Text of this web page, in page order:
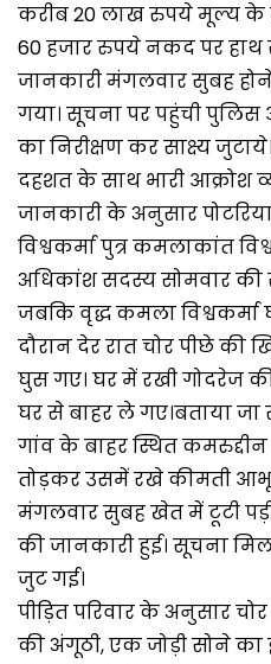
करीब 20 लाख रुपये मूल्य
60 हजार रुपये नकद पर हाथ
जानकारी मंगलवार सुबह
गया। सूचना पर पहुंची
का निरीक्षण कर साक्ष्य
दहशत के साथ भारी आक्रोश
जानकारी के अनुसार
विश्वकर्मा पुत्र कमलाकांत
अधिकांश सदस्य सोमवार की
जबकि वृद्ध कमला
दौरान देर रात चोर पीछे की
घुस गए। घर में रखी गोदरेज
घर से बाहर ले गए।बताया जा
गांव के बाहर स्थित
तोड़कर उसमें रखे कीमती
मंगलवार सुबह खेत में टूटी
की जानकारी हुई। सूचना
जुट गई।
पीड़ित परिवार के अनुसार
की अंगूठी, एक जोड़ी सोने का